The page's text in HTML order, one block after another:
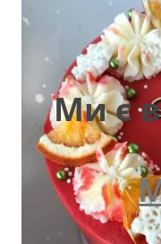
Ми є в